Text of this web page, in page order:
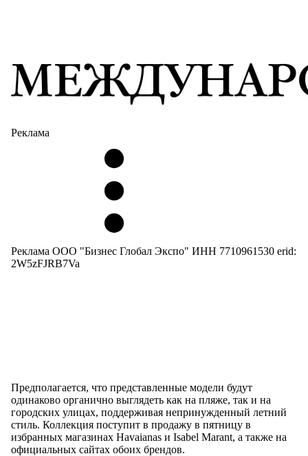
Реклама
Реклама ООО "Бизнес Глобал Экспо" ИНН 7710961530 erid:
2W5zFJRB7Va
Предполагается, что представленные модели будут
одинаково органично выглядеть как на пляже, так и на
городских улицах, поддерживая непринужденный летний
стиль. Коллекция поступит в продажу в пятницу в
избранных магазинах Havaianas и Isabel Marant, а также на
официальных сайтах обоих брендов.